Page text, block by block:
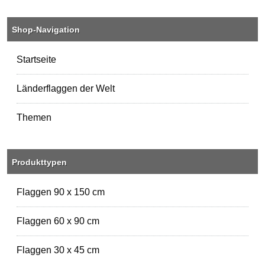
Shop-Navigation
Startseite
Länderflaggen der Welt
Themen
Produkttypen
Flaggen 90 x 150 cm
Flaggen 60 x 90 cm
Flaggen 30 x 45 cm